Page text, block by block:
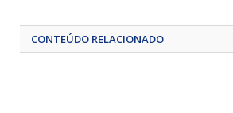
CONTEÚDO RELACIONADO